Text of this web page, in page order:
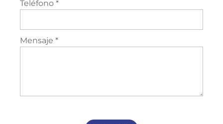
Teléfono *
Mensaje *